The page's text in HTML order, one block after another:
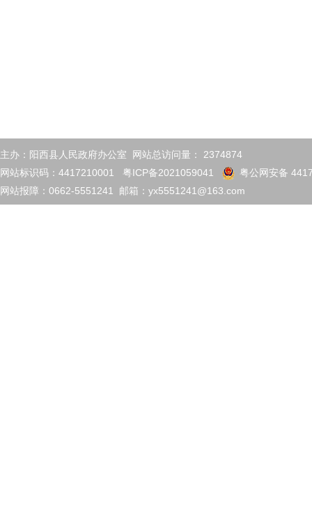
主办：阳西县人民政府办公室 网站总访问量： 2374874
网站标识码：4417210001 粤ICP备2021059041
粤公网安备
网站报障：0662-5551241 邮箱：yx5551241@163.com